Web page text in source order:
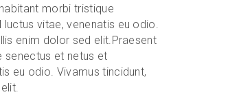
morbi tristique
vitae, venenatis eu odio.
enim dolor sed elit.Praesent
senectus et netus et
eu odio. Vivamus tincidunt,